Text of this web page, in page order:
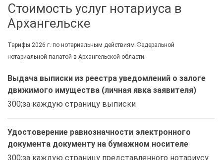
Стоимость услуг нотариуса в
Архангельске
Тарифы 2026 г. по нотариальным действиям Федеральной
нотариальной палатой в Архангельской области.
Выдача выписки из реестра уведомлений о залоге
движимого имущества (личная явка заявителя)
300;за каждую страницу выписки
Удостоверение равнозначности электронного
документа документу на бумажном носителе
300;за каждую страницу представленного нотариусу